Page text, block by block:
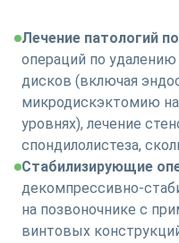
Лечение патологий
операций по
дисков (включая
микродискэктомию
уровнях), лечение
спондилолистеза,
Стабилизирующие
декомпрессивно-
на позвоночнике с
винтовых